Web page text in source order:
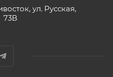
ул. Русская,
73В